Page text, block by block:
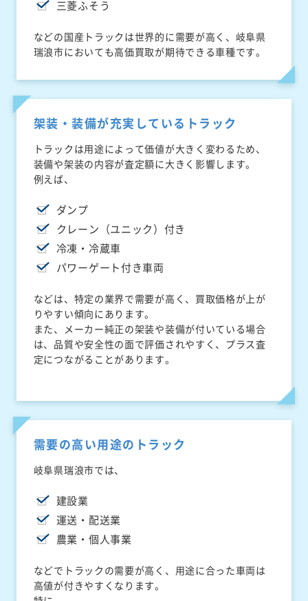
三菱ふそう
などの国産トラックは世界的に需要が高く、岐阜県
瑞浪市においても高価買取が期待できる車種です。
架装・装備が充実しているトラック
トラックは用途によって価値が大きく変わるため、
装備や架装の内容が査定額に大きく影響します。
例えば、
ダンプ
クレーン（ユニック）付き
冷凍・冷蔵車
パワーゲート付き車両
などは、特定の業界で需要が高く、買取価格が上が
りやすい傾向にあります。
また、メーカー純正の架装や装備が付いている場合
は、品質や安全性の面で評価されやすく、プラス査
定につながることがあります。
需要の高い用途のトラック
岐阜県瑞浪市では、
建設業
運送・配送業
農業・個人事業
などでトラックの需要が高く、用途に合った車両は
高値が付きやすくなります。